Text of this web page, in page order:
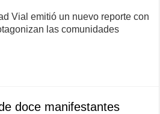
Vial emitió un nuevo reporte con
las comunidades
doce manifestantes